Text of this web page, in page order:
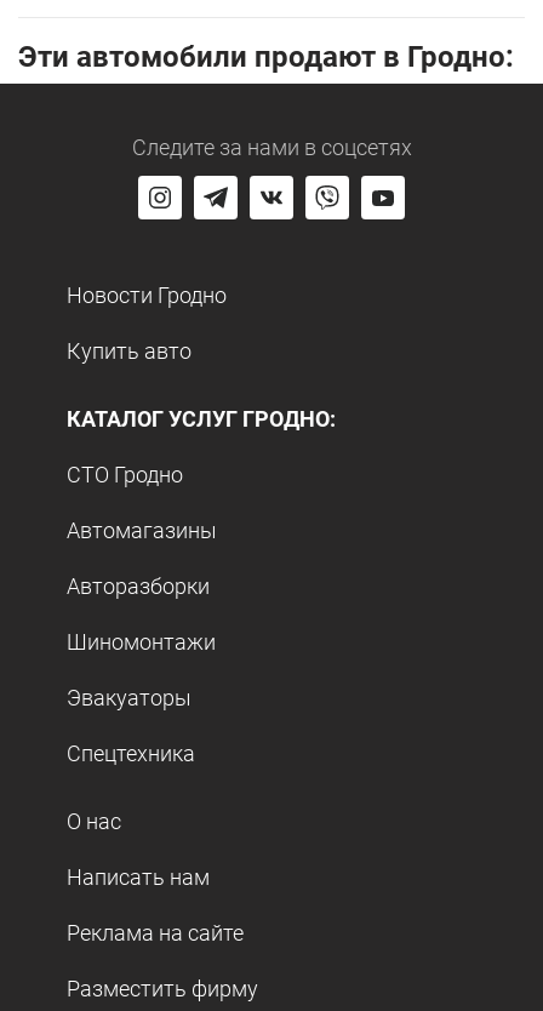
Эти автомобили продают в Гродно:
Следите за нами в соцсетях
Новости Гродно
Купить авто
КАТАЛОГ УСЛУГ ГРОДНО:
СТО Гродно
Автомагазины
Авторазборки
Шиномонтажи
Эвакуаторы
Спецтехника
О нас
Написать нам
Реклама на сайте
Разместить фирму